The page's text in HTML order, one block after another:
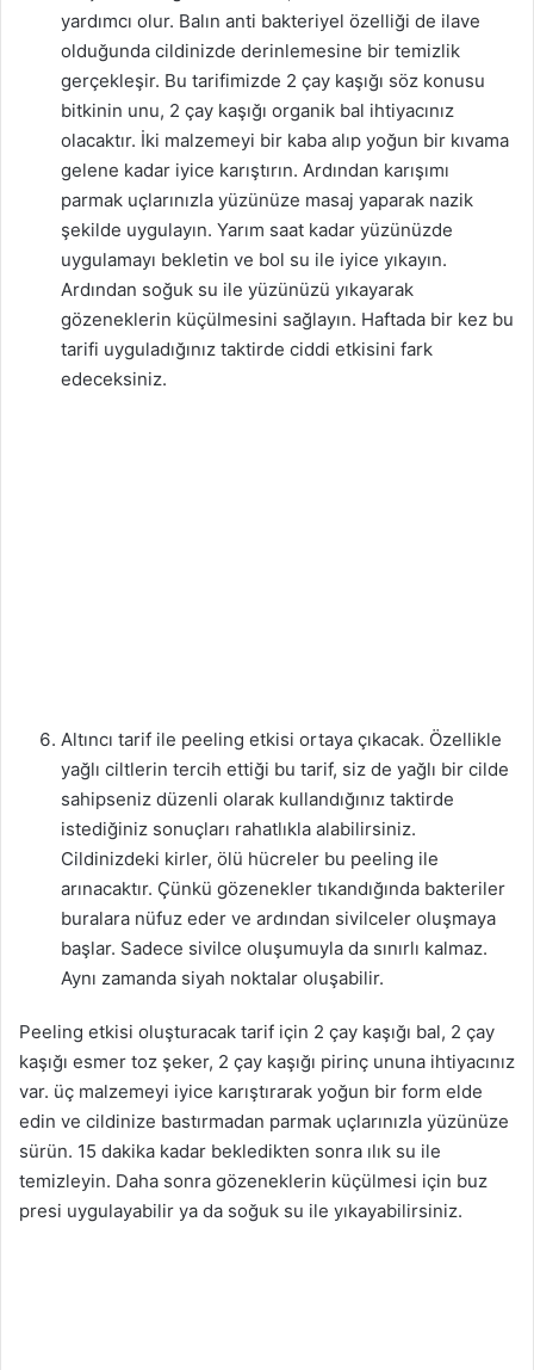
yardımcı olur. Balın anti bakteriyel özelliği de ilave
olduğunda cildinizde derinlemesine bir temizlik
gerçekleşir. Bu tarifimizde 2 çay kaşığı söz konusu
bitkinin unu, 2 çay kaşığı organik bal ihtiyacınız
olacaktır. İki malzemeyi bir kaba alıp yoğun bir kıvama
gelene kadar iyice karıştırın. Ardından karışımı
parmak uçlarınızla yüzünüze masaj yaparak nazik
şekilde uygulayın. Yarım saat kadar yüzünüzde
uygulamayı bekletin ve bol su ile iyice yıkayın.
Ardından soğuk su ile yüzünüzü yıkayarak
gözeneklerin küçülmesini sağlayın. Haftada bir kez bu
tarifi uyguladığınız taktirde ciddi etkisini fark
edeceksiniz.
Altıncı tarif ile peeling etkisi ortaya çıkacak. Özellikle
yağlı ciltlerin tercih ettiği bu tarif, siz de yağlı bir cilde
sahipseniz düzenli olarak kullandığınız taktirde
istediğiniz sonuçları rahatlıkla alabilirsiniz.
Cildinizdeki kirler, ölü hücreler bu peeling ile
arınacaktır. Çünkü gözenekler tıkandığında bakteriler
buralara nüfuz eder ve ardından sivilceler oluşmaya
başlar. Sadece sivilce oluşumuyla da sınırlı kalmaz.
Aynı zamanda siyah noktalar oluşabilir.
Peeling etkisi oluşturacak tarif için 2 çay kaşığı bal, 2 çay
kaşığı esmer toz şeker, 2 çay kaşığı pirinç ununa ihtiyacınız
var. üç malzemeyi iyice karıştırarak yoğun bir form elde
edin ve cildinize bastırmadan parmak uçlarınızla yüzünüze
sürün. 15 dakika kadar bekledikten sonra ılık su ile
temizleyin. Daha sonra gözeneklerin küçülmesi için buz
presi uygulayabilir ya da soğuk su ile yıkayabilirsiniz.